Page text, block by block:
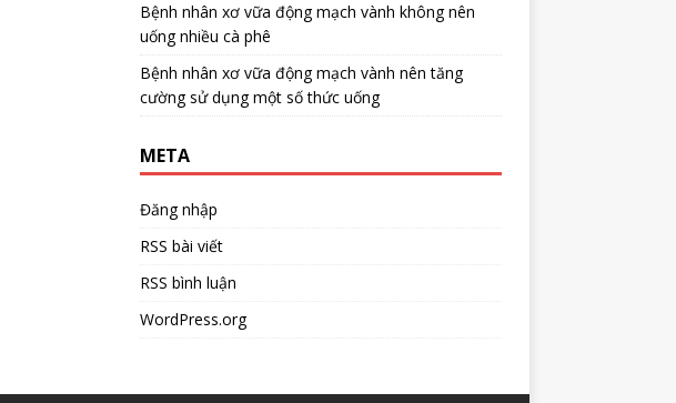
Bệnh nhân xơ vữa động mạch vành không nên
uống nhiều cà phê
Bệnh nhân xơ vữa động mạch vành nên tăng
cường sử dụng một số thức uống
META
Đăng nhập
RSS bài viết
RSS bình luận
WordPress.org